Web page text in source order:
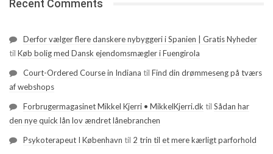
Recent Comments
Derfor vælger flere danskere nybyggeri i Spanien | Gratis Nyheder
til Køb bolig med Dansk ejendomsmægler i Fuengirola
Court-Ordered Course in Indiana til Find din drømmeseng på tværs
af webshops
Forbrugermagasinet Mikkel Kjerri • MikkelKjerri.dk til Sådan har
den nye quick lån lov ændret lånebranchen
Psykoterapeut I København til 2 trin til et mere kærligt parforhold